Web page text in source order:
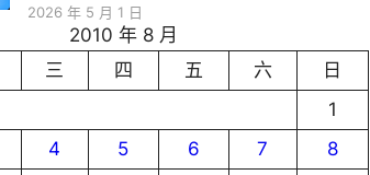
2026 年 5 月 1 日
2010 年 8 月
三 四 五 六
日
1
4 5 6 7
8